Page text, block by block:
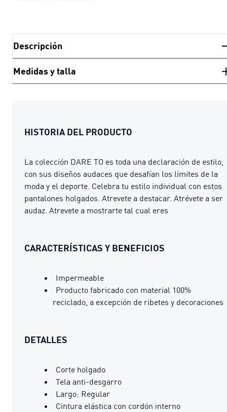
Descripción
Medidas y talla
HISTORIA DEL PRODUCTO
La colección DARE TO es toda una declaración de estilo,
con sus diseños audaces que desafían los límites de la
moda y el deporte. Celebra tu estilo individual con estos
pantalones holgados. Atrevete a destacar. Atrévete a ser
audaz. Atrevete a mostrarte tal cual eres
CARACTERÍSTICAS Y BENEFICIOS
Impermeable
Producto fabricado con material 100%
reciclado, a excepción de ribetes y decoraciones
DETALLES
Corte holgado
Tela anti-desgarro
Largo: Regular
Cintura elástica con cordón interno